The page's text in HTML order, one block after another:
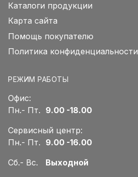
Каталоги продукции
Карта сайта
Помощь покупателю
Политика конфиденциальности
РЕЖИМ РАБОТЫ
Офис:
Пн.- Пт. 9.00 -18.00
Сервисный центр:
Пн.- Пт. 9.00 -16.00
Сб.- Вс. Выходной